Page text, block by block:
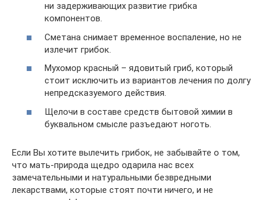
ни задерживающих развитие грибка
компонентов.
Сметана снимает временное воспаление, но не
излечит грибок.
Мухомор красный – ядовитый гриб, который
стоит исключить из вариантов лечения по долгу
непредсказуемого действия.
Щелочи в составе средств бытовой химии в
буквальном смысле разъедают ноготь.
Если Вы хотите вылечить грибок, не забывайте о том,
что мать-природа щедро одарила нас всех
замечательными и натуральными безвредными
лекарствами, которые стоят почти ничего, и не